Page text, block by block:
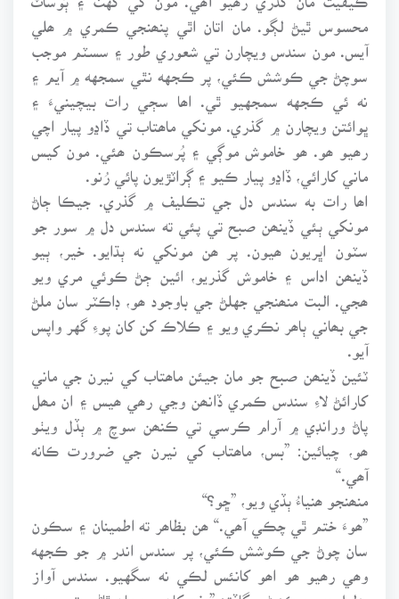
محسوس ٿيڻ لڳو. مان اتان اٿي پنھنجي ڪمري ۾ ھلي
آيس. مون سندس ويچارن تي شعوري طور ۽ سسٽم موجب
سوچڻ جي ڪوشش ڪئي، پر ڪجهه نٿي سمجهه ۾ آيم ۽
نه ئي ڪجهه سمجهيو ٿي. اھا سڄي رات بيچينيءَ ۽
ڀوائتن ويچارن ۾ گذري. مونکي ماھتاب تي ڏاڍو پيار اچي
رھيو ھو. ھو خاموش موڳي ۽ پُرسڪون ھئي. مون کيس
ماني کارائي، ڏاڍو پيار ڪيو ۽ ڳراٽڙيون پائي رُنو.
اھا رات به سندس دل جي تڪليف ۾ گذري. جيڪا ڄاڻ
مونکي ٻئي ڏينھن صبح تي پئي ته سندس دل ۾ سور جو
سٽون اڀريون ھيون. پر ھن مونکي نه ٻڌايو. خير، ٻيو
ڏينھن اداس ۽ خاموش گذريو، ائين ڄڻ ڪوئي مري ويو
ھجي. البت منھنجي جهلڻ جي باوجود ھو، ڊاڪٽر سان ملڻ
جي بھاني ٻاھر نڪري ويو ۽ ڪلاڪ کن کان پوءِ گهر واپس
آيو.
ٽئين ڏينھن صبح جو مان جيئن ماھتاب کي نيرن جي ماني
کارائڻ لاءِ سندس ڪمري ڏانھن وڃي رھي ھيس ۽ ان مھل
پاڻ ورانڊي ۾ آرام ڪرسي تي ڪنھن سوچ ۾ ٻڏل ويٺو
ھو، چيائين: ”بس، ماھتاب کي نيرن جي ضرورت ڪانه
آھي.“
منھنجو ھنياءُ ٻڏي ويو، ”ڇو؟“
”ھوءَ ختم ٿي چڪي آھي.“ ھن بظاھر ته اطمينان ۽ سڪون
سان چوڻ جي ڪوشش ڪئي، پر سندس اندر ۾ جو ڪجهه
وھي رھيو ھو اھو کانئس لڪي نه سگهيو. سندس آواز
بدليل ھو ۽ ڪنبڻي گاڏڙ: ”دفن کان پوءِ مان ٿاڻي تي وڃي